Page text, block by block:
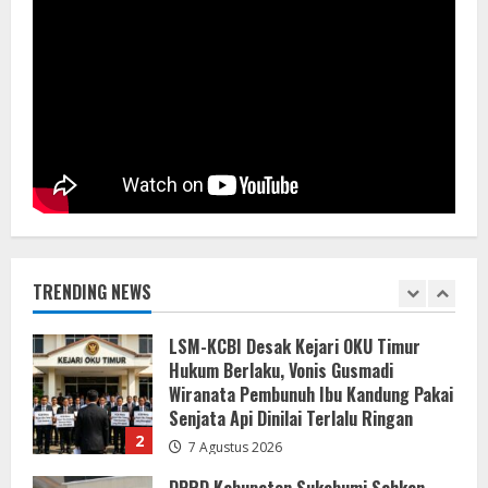
TRENDING NEWS
2
LSM-KCBI Desak Kejari OKU Timur
3
DPRD Kabupaten Sukabumi Sahkan
Perda Disabilitas dan Sepakati
Perubahan KUA-PPAS 2026 dalam
Rapat Paripurna Ke-13
7 Agustus 2026